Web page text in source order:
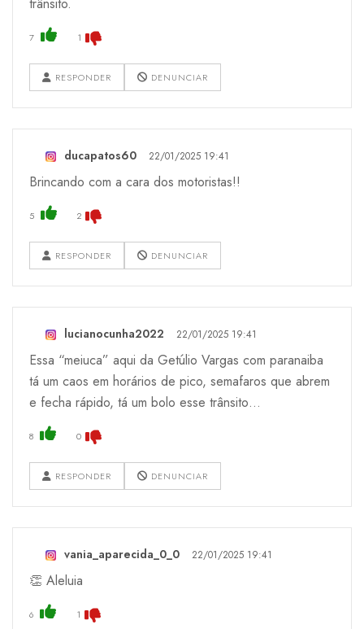
trânsito.
7 1
RESPONDER DENUNCIAR
ducapatos60 22/01/2025 19:41
Brincando com a cara dos motoristas!!
5 2
RESPONDER DENUNCIAR
lucianocunha2022 22/01/2025 19:41
Essa “meiuca” aqui da Getúlio Vargas com paranaiba
tá um caos em horários de pico, semafaros que abrem
e fecha rápido, tá um bolo esse trânsito…
8 0
RESPONDER DENUNCIAR
vania_aparecida_0_0 22/01/2025 19:41
👏 Aleluia
6 1